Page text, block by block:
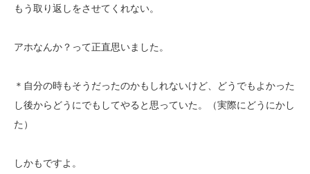
もう取り返しをさせてくれない。
アホなんか？って正直思いました。
＊自分の時もそうだったのかもしれないけど、どうでもよかった
し後からどうにでもしてやると思っていた。（実際にどうにかし
た）
しかもですよ。